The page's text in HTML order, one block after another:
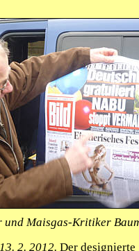
und Maisgas-Kritiker
13. 2. 2012. Der designierte